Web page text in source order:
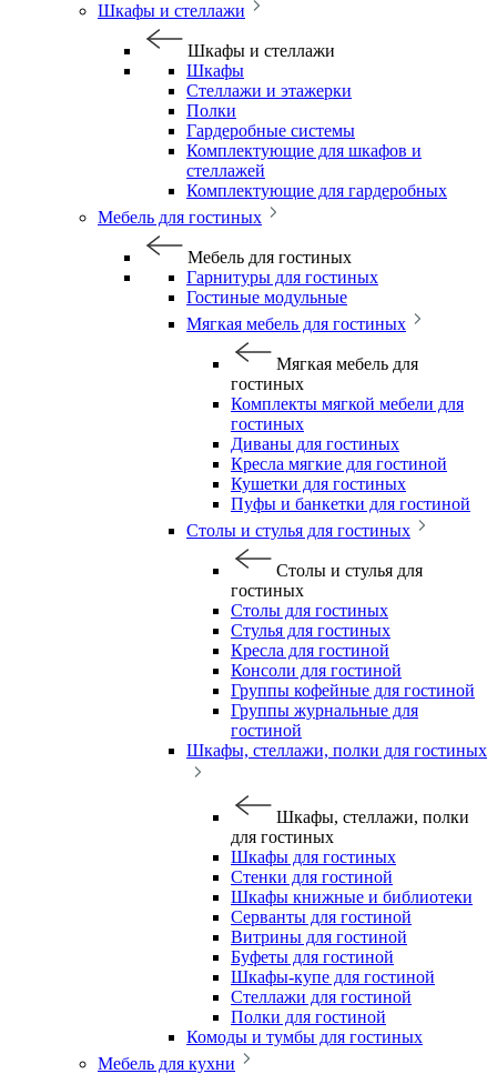
Шкафы и стеллажи
Шкафы и стеллажи
Шкафы
Стеллажи и этажерки
Полки
Гардеробные системы
Комплектующие для шкафов и
стеллажей
Комплектующие для гардеробных
Мебель для гостиных
Мебель для гостиных
Гарнитуры для гостиных
Гостиные модульные
Мягкая мебель для гостиных
Мягкая мебель для
гостиных
Комплекты мягкой мебели для
гостиных
Диваны для гостиных
Кресла мягкие для гостиной
Кушетки для гостиных
Пуфы и банкетки для гостиной
Столы и стулья для гостиных
Столы и стулья для
гостиных
Столы для гостиных
Стулья для гостиных
Кресла для гостиной
Консоли для гостиной
Группы кофейные для гостиной
Группы журнальные для
гостиной
Шкафы, стеллажи, полки для гостиных
Шкафы, стеллажи, полки
для гостиных
Шкафы для гостиных
Стенки для гостиной
Шкафы книжные и библиотеки
Серванты для гостиной
Витрины для гостиной
Буфеты для гостиной
Шкафы-купе для гостиной
Стеллажи для гостиной
Полки для гостиной
Комоды и тумбы для гостиных
Мебель для кухни